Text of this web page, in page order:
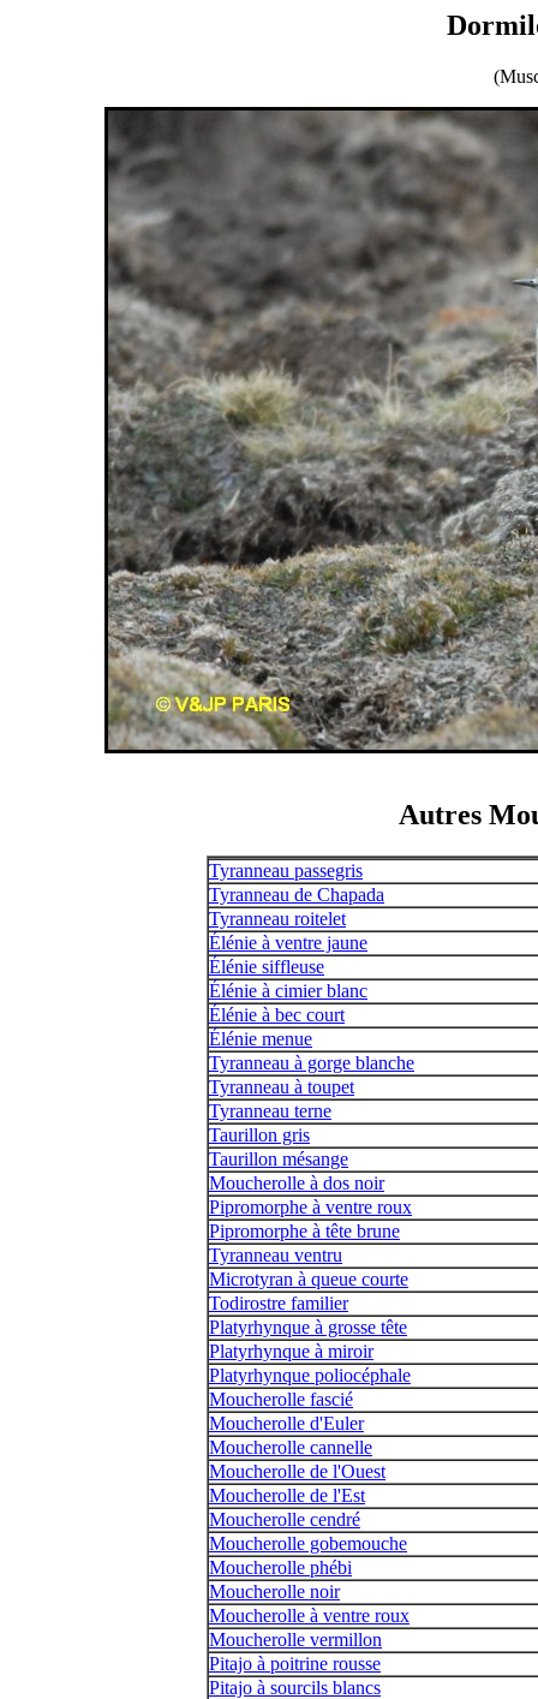
Autres
Tyranneau passegris
Tyranneau de Chapada
Tyranneau roitelet
Élénie à ventre jaune
Élénie siffleuse
Élénie à cimier blanc
Élénie à bec court
Élénie menue
Tyranneau à gorge blanche
Tyranneau à toupet
Tyranneau terne
Taurillon gris
Taurillon mésange
Moucherolle à dos noir
Pipromorphe à ventre roux
Pipromorphe à tête brune
Tyranneau ventru
Microtyran à queue courte
Todirostre familier
Platyrhynque à grosse tête
Platyrhynque à miroir
Platyrhynque poliocéphale
Moucherolle fascié
Moucherolle d'Euler
Moucherolle cannelle
Moucherolle de l'Ouest
Moucherolle de l'Est
Moucherolle cendré
Moucherolle gobemouche
Moucherolle phébi
Moucherolle noir
Moucherolle à ventre roux
Moucherolle vermillon
Pitajo à poitrine rousse
Pitajo à sourcils blancs